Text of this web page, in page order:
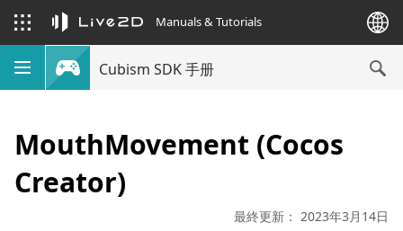
Manuals & Tutorials
Cubism SDK 手册
MouthMovement (Cocos
Creator)
最終更新： 2023年3月14日